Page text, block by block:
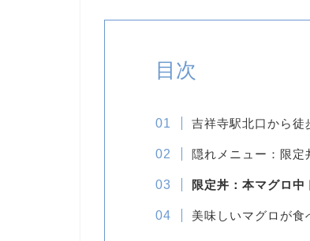
目次
吉祥寺駅北口から徒
隠れメニュー：限定
限定丼：本マグロ中
美味しいマグロが食